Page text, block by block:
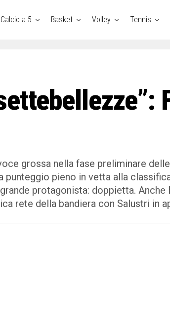
Calcio a 5 Basket Volley Tennis
grossa nella fase preliminare
pieno in vetta alla
protagonista: doppietta. Anche
rete della bandiera con Salustri in